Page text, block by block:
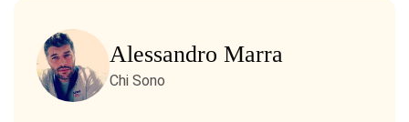
Alessandro Marra
Chi Sono